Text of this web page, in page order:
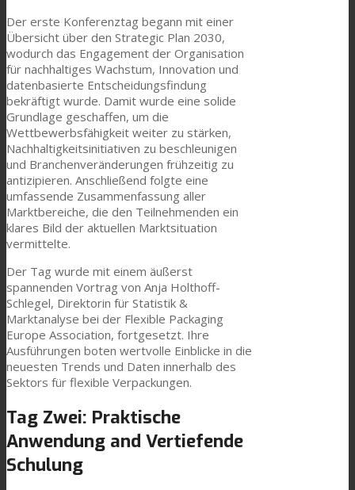
PU Ink Binders
Innovation
Forschung und Entwicklung
Consumer Care
Leistung
Nachhaltigkeit
Kundenservice
Zertifikate
Der erste Konferenztag begann mit einer
Übersicht über den Strategic Plan 2030,
wodurch das Engagement der Organisation
für nachhaltiges Wachstum, Innovation und
datenbasierte Entscheidungsfindung
bekräftigt wurde. Damit wurde eine solide
Grundlage geschaffen, um die
Wettbewerbsfähigkeit weiter zu stärken,
Nachhaltigkeitsinitiativen zu beschleunigen
und Branchenveränderungen frühzeitig zu
antizipieren. Anschließend folgte eine
umfassende Zusammenfassung aller
Marktbereiche, die den Teilnehmenden ein
klares Bild der aktuellen Marktsituation
vermittelte.
Der Tag wurde mit einem äußerst
spannenden Vortrag von Anja Holthoff-
Schlegel, Direktorin für Statistik &
Marktanalyse bei der Flexible Packaging
Europe Association, fortgesetzt. Ihre
Ausführungen boten wertvolle Einblicke in die
neuesten Trends und Daten innerhalb des
Sektors für flexible Verpackungen.
Tag Zwei: Praktische
Anwendung and Vertiefende
Schulung